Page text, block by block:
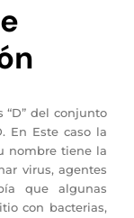
“D” del conjunto
En Este caso la
nombre tiene la
virus, agentes
que algunas
con bacterias,